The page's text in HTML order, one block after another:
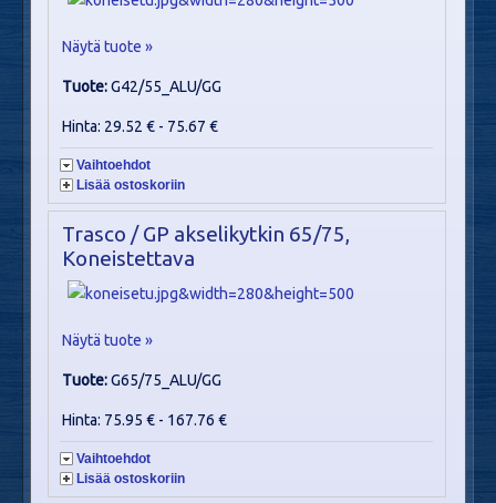
Näytä tuote »
Tuote:G42/55_ALU/GG
Hinta: 29.52 € - 75.67 €
Vaihtoehdot
Lisää ostoskoriin
Trasco / GP akselikytkin 65/75,
Koneistettava
Näytä tuote »
Tuote:G65/75_ALU/GG
Hinta: 75.95 € - 167.76 €
Vaihtoehdot
Lisää ostoskoriin